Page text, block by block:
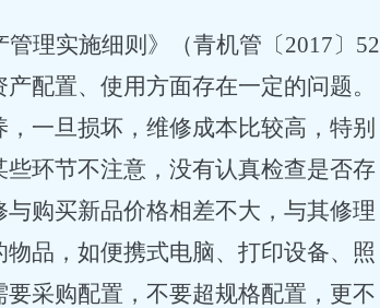
管理实施细则》（青机管〔2017〕52
配置、使用方面存在一定的问题。
一旦损坏，维修成本比较高，特别
环节不注意，没有认真检查是否存
购买新品价格相差不大，与其修理
品，如便携式电脑、打印设备、照
采购配置，不要超规格配置，更不